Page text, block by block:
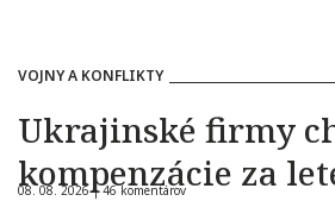
VOJNY A KONFLIKTY
Ukrajinské firmy
kompenzácie za
08. 08. 2026 |46 komentárov